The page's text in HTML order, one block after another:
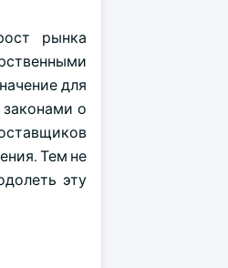
рынка
для
о
Тем не
эту